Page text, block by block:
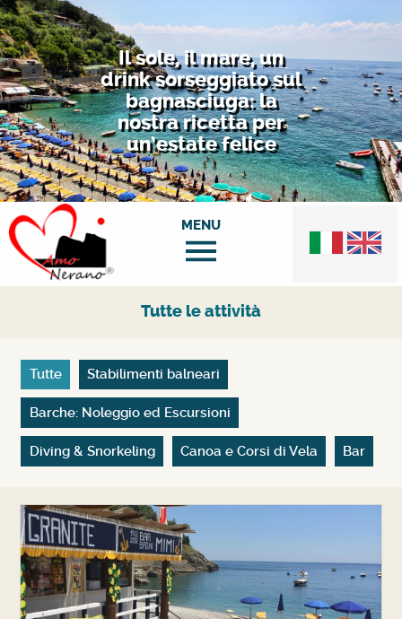
Il sole, il mare, un
drink sorseggiato sul
bagnasciuga: la
nostra ricetta per
un’estate felice
Tutte le attività
Tutte Stabilimenti balneari
Barche: Noleggio ed Escursioni
Diving & Snorkeling Canoa e Corsi di Vela Bar